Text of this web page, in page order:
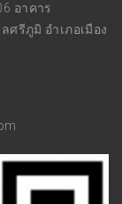
อาคาร
รีภูมิ อำเภอเมือง